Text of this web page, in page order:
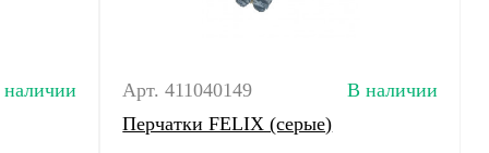
Арт. 411040149
В наличии
Перчатки FELIX (серые)